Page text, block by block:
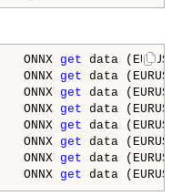
ONNX get data
ONNX get data
ONNX get data
ONNX get data
ONNX get data
ONNX get data
ONNX get data
ONNX get data